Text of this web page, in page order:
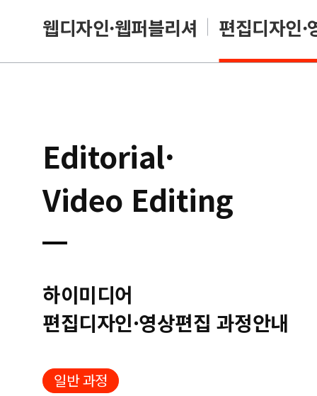
웹디자인·웹퍼블리셔 편집디자인·
Editorial·
Video Editing
하이미디어
편집디자인·영상편집 과정안내
일반 과정